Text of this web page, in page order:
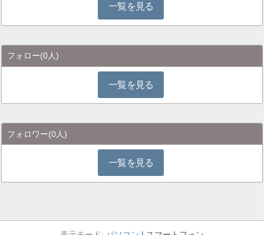
一覧を見る
フォロー(0人)
一覧を見る
フォロワー(0人)
一覧を見る